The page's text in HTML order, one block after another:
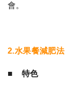
會。
2.水果餐減肥法
■ 特色